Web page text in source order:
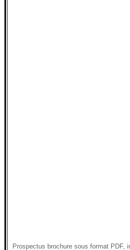
Prospectus brochure sous format PDF,